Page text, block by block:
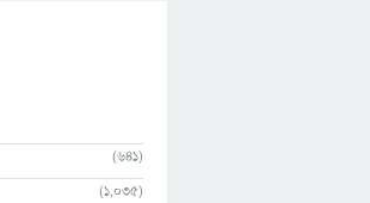
(641)
(1,035)